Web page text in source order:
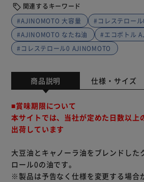
関連するキーワード
#AJINOMOTO 大容量
#コレステロー
#AJINOMOTO なたね油
#エコボトル
#コレステロール0 AJINOMOTO
商品説明 仕様・サイズ
■賞味期限について
本サイトでは、当社が定めた日数以上
出荷しています
大豆油とキャノーラ油をブレンドした
ロール0の油です。
※製品は予告なく仕様を変更する場合